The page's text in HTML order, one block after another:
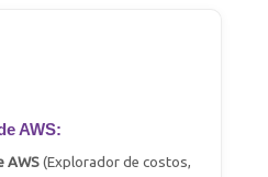
AWS:
AWS (Explorador de costos,